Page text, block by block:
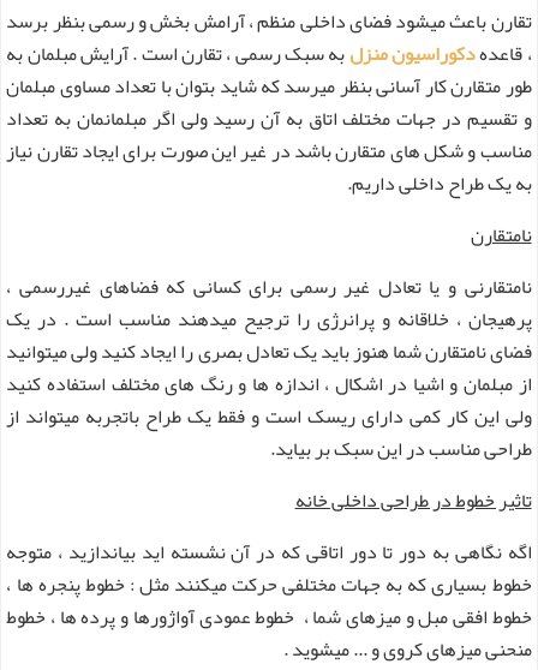
تقارن باعث میشود فضای داخلی منظم ، آرامش بخش و رسمی بنظر برسد
، قاعدهدکوراسیون منزلبه سبک رسمی ، تقارن است . آرایش مبلمان به
طور متقارن کار آسانی بنظر میرسد که شاید بتوان با تعداد مساوی مبلمان
و تقسیم در جهات مختلف اتاق به آن رسید ولی اگر مبلمانمان به تعداد
مناسب و شکل های متقارن باشد در غیر این صورت برای ایجاد تقارن نیاز
به یک طراح داخلی داریم.
نامتقارن
نامتقارنی و یا تعادل غیر رسمی برای کسانی که فضاهای غیررسمی ،
پرهیجان ، خلاقانه و پرانرژی را ترجیح میدهند مناسب است . در یک
فضای نامتقارن شما هنوز باید یک تعادل بصری را ایجاد کنید ولی میتوانید
از مبلمان و اشیا در اشکال ، اندازه ها و رنگ های مختلف استفاده کنید
ولی این کار کمی دارای ریسک است و فقط یک طراح باتجربه میتواند از
طراحی مناسب در این سبک بر بیاید.
تاثیر خطوط در طراحی داخلی خانه
اگه نگاهی به دور تا دور اتاقی که در آن نشسته اید بیاندازید ، متوجه
خطوط بسیاری که به جهات مختلفی حرکت میکنند مثل : خطوط پنجره ها ،
خطوط افقی مبل و میزهای شما ، خطوط عمودی آواژورها و پرده ها ، خطوط
منحنی میزهای کروی و ... میشوید .